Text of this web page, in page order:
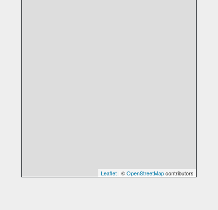
Leaflet | ©OpenStreetMapcontributors